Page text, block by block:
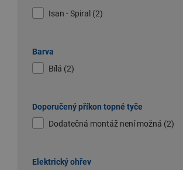
Isan - Spiral (2)
Barva
Bílá (2)
Doporučený příkon topné tyče
Dodatečná montáž není možná (2)
Elektrický ohřev